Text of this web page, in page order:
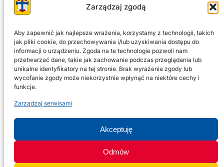
Zarządzaj zgodą
Aby zapewnić jak najlepsze wrażenia, korzystamy z technologii, takich
jak pliki cookie, do przechowywania i/lub uzyskiwania dostępu do
informacji o urządzeniu. Zgoda na te technologie pozwoli nam
przetwarzać dane, takie jak zachowanie podczas przeglądania lub
unikalne identyfikatory na tej stronie. Brak wyrażenia zgody lub
wycofanie zgody może niekorzystnie wpłynąć na niektóre cechy i
funkcje.
Zarządzaj serwisami
Akceptuję
Odmów
31-004 Kraków
793 508 500
biuro@ksmak.pl
©2025 Katolickie Stowarzyszenie Młodzieży